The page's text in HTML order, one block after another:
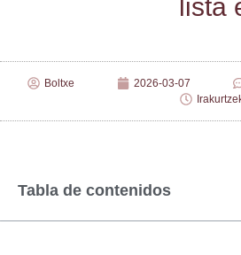
lis­ta
Boltxe 2026-03-07
Tabla de contenidos